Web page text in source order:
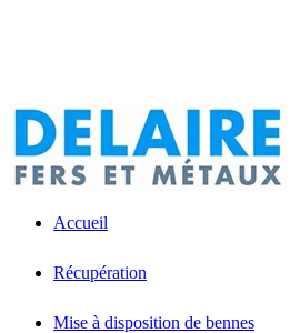
Accueil
Récupération
Mise à disposition de bennes